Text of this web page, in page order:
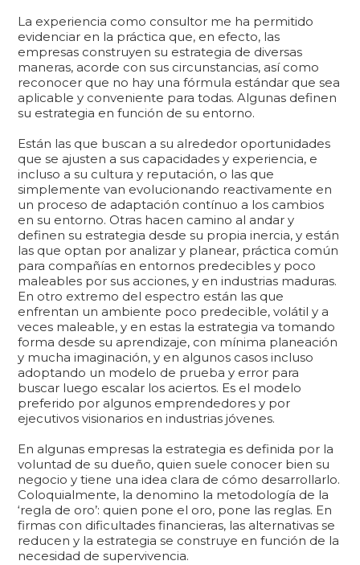
La experiencia como consultor me ha permitido
evidenciar en la práctica que, en efecto, las
empresas construyen su estrategia de diversas
maneras, acorde con sus circunstancias, así como
reconocer que no hay una fórmula estándar que sea
aplicable y conveniente para todas. Algunas definen
su estrategia en función de su entorno.
Están las que buscan a su alrededor oportunidades
que se ajusten a sus capacidades y experiencia, e
incluso a su cultura y reputación, o las que
simplemente van evolucionando reactivamente en
un proceso de adaptación contínuo a los cambios
en su entorno. Otras hacen camino al andar y
definen su estrategia desde su propia inercia, y están
las que optan por analizar y planear, práctica común
para compañías en entornos predecibles y poco
maleables por sus acciones, y en industrias maduras.
En otro extremo del espectro están las que
enfrentan un ambiente poco predecible, volátil y a
veces maleable, y en estas la estrategia va tomando
forma desde su aprendizaje, con mínima planeación
y mucha imaginación, y en algunos casos incluso
adoptando un modelo de prueba y error para
buscar luego escalar los aciertos. Es el modelo
preferido por algunos emprendedores y por
ejecutivos visionarios en industrias jóvenes.
En algunas empresas la estrategia es definida por la
voluntad de su dueño, quien suele conocer bien su
negocio y tiene una idea clara de cómo desarrollarlo.
Coloquialmente, la denomino la metodología de la
‘regla de oro’: quien pone el oro, pone las reglas. En
firmas con dificultades financieras, las alternativas se
reducen y la estrategia se construye en función de la
necesidad de supervivencia.